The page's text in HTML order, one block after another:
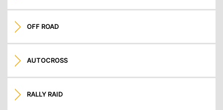
OFF ROAD
AUTOCROSS
RALLY RAID